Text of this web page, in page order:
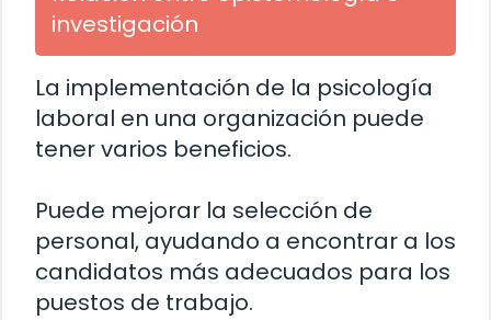
investigación
La implementación de la psicología
laboral en una organización puede
tener varios beneficios.
Puede mejorar la selección de
personal, ayudando a encontrar a los
candidatos más adecuados para los
puestos de trabajo.